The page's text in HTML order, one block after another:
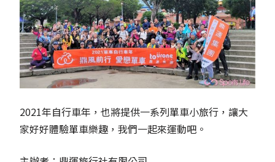
2021年自行車年，也將提供一系列單車小旅行，讓大
家好好體驗單車樂趣，我們一起來運動吧。